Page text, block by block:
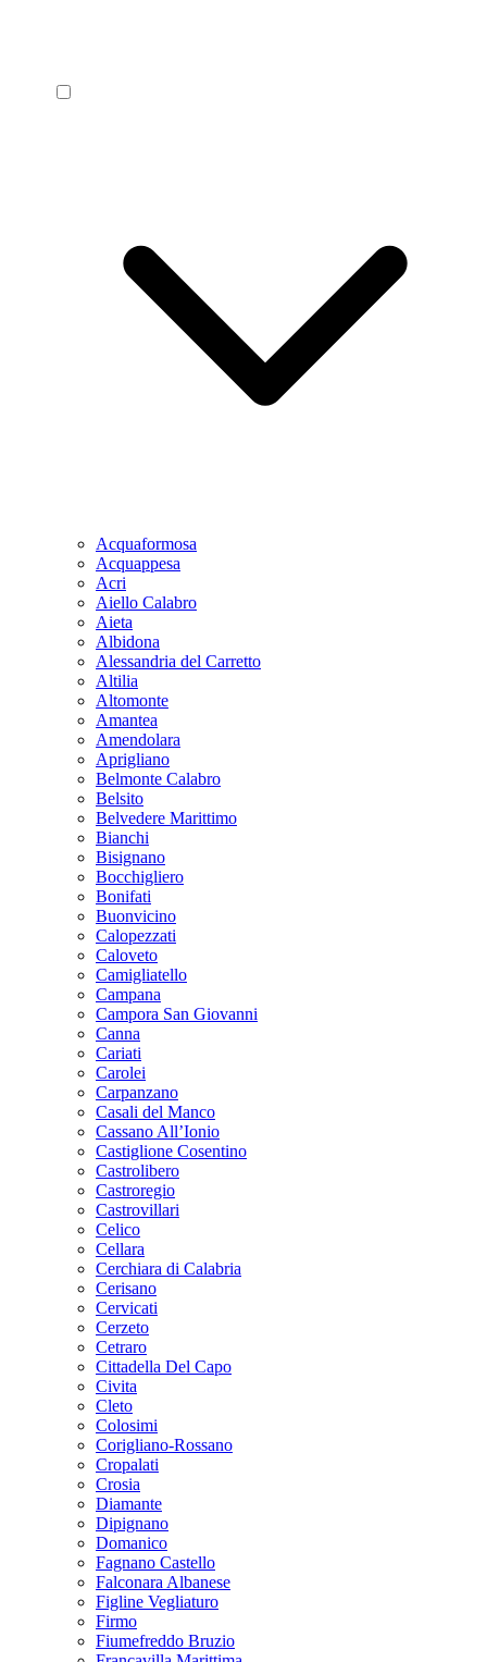
Acquaformosa
Acquappesa
Acri
Aiello Calabro
Aieta
Albidona
Alessandria del Carretto
Altilia
Altomonte
Amantea
Amendolara
Aprigliano
Belmonte Calabro
Belsito
Belvedere Marittimo
Bianchi
Bisignano
Bocchigliero
Bonifati
Buonvicino
Calopezzati
Caloveto
Camigliatello
Campana
Campora San Giovanni
Canna
Cariati
Carolei
Carpanzano
Casali del Manco
Cassano All’Ionio
Castiglione Cosentino
Castrolibero
Castroregio
Castrovillari
Celico
Cellara
Cerchiara di Calabria
Cerisano
Cervicati
Cerzeto
Cetraro
Cittadella Del Capo
Civita
Cleto
Colosimi
Corigliano-Rossano
Cropalati
Crosia
Diamante
Dipignano
Domanico
Fagnano Castello
Falconara Albanese
Figline Vegliaturo
Firmo
Fiumefreddo Bruzio